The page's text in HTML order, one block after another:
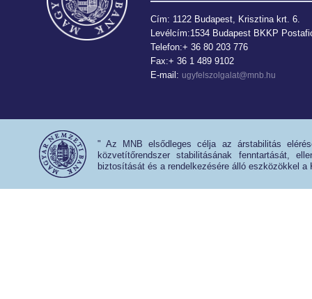
Cím: 1122 Budapest, Krisztina krt. 6.
Levélcím:1534 Budapest BKKP
Telefon:+ 36 80 203 776
Fax:+ 36 1 489 9102
E-mail: ugyfelszolgalat@mnb.hu
" Az MNB elsődleges célja az árstabilitás
közvetítőrendszer stabilitásának fenntartását,
biztosítását és a rendelkezésére álló eszközökkel a